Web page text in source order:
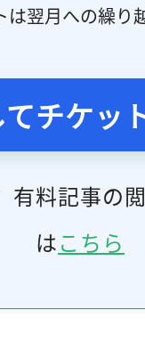
翌月への繰り
チケッ
有料記事の
はこちら